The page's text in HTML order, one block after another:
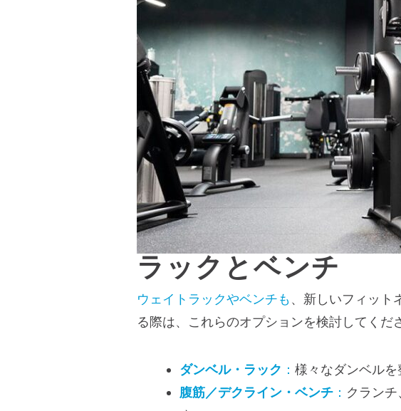
ラックとベンチ
ウェイトラックやベンチも、新しいフィット
る際は、これらのオプションを検討してくだ
ダンベル・ラック ： 様々なダンベルを
腹筋／デクライン・ベンチ ： クラン